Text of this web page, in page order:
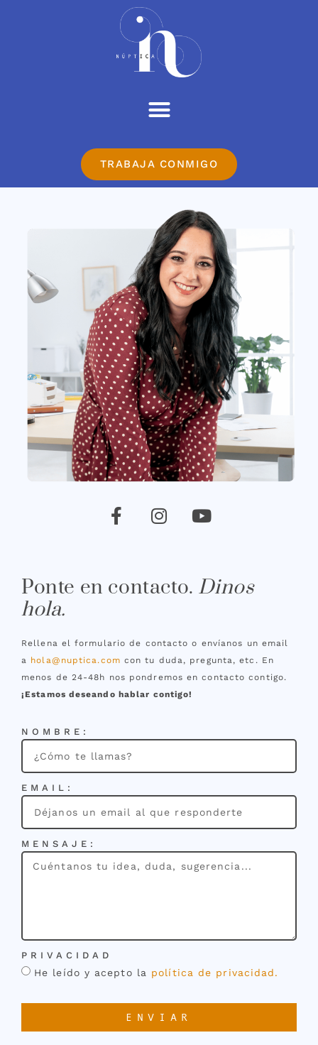
TRABAJA CONMIGO
Ponte en contacto. Dinos
hola.
Rellena el formulario de contacto o envíanos un email
a hola@nuptica.com con tu duda, pregunta, etc. En
menos de 24-48h nos pondremos en contacto contigo.
¡Estamos deseando hablar contigo!
NOMBRE:
EMAIL:
MENSAJE:
PRIVACIDAD
He leído y acepto la política de privacidad.
ENVIAR